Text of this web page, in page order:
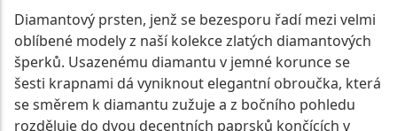
Diamantový prsten, jenž se bezesporu řadí mezi velmi
oblíbené modely z naší kolekce zlatých diamantových
šperků. Usazenému diamantu v jemné korunce se
šesti krapnami dá vyniknout elegantní obroučka, která
se směrem k diamantu zužuje a z bočního pohledu
rozděluje do dvou decentních paprsků končících v